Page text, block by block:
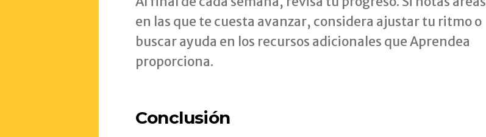
en las que te cuesta avanzar, considera ajustar tu ritmo o
buscar ayuda en los recursos adicionales que Aprendea
proporciona.
Conclusión